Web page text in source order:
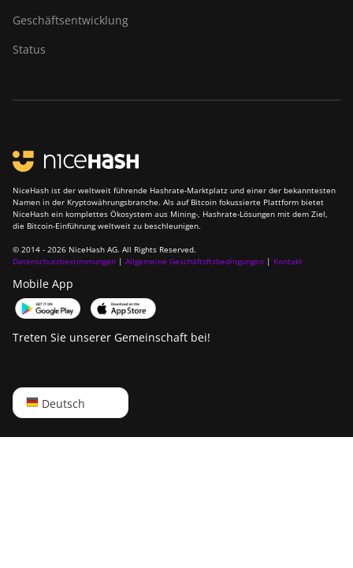
Geschäftsentwicklung
Status
NiceHash ist der weltweit führende Hashrate-Marktplatz und einer der bekanntesten
Namen in der Kryptowährungsbranche. Als auf Bitcoin fokussierte Plattform bietet
NiceHash ein komplettes Ökosystem aus Mining-, Hashrate-Lösungen mit dem Ziel,
die Bitcoin-Einführung weltweit zu beschleunigen.
© 2014 - 2026 NiceHash AG. All Rights Reserved.
Datenschutzbestimmungen | Allgemeine Geschäftsftsbedingungen | Kontakt
Mobile App
Treten Sie unserer Gemeinschaft bei!
Deutsch
English